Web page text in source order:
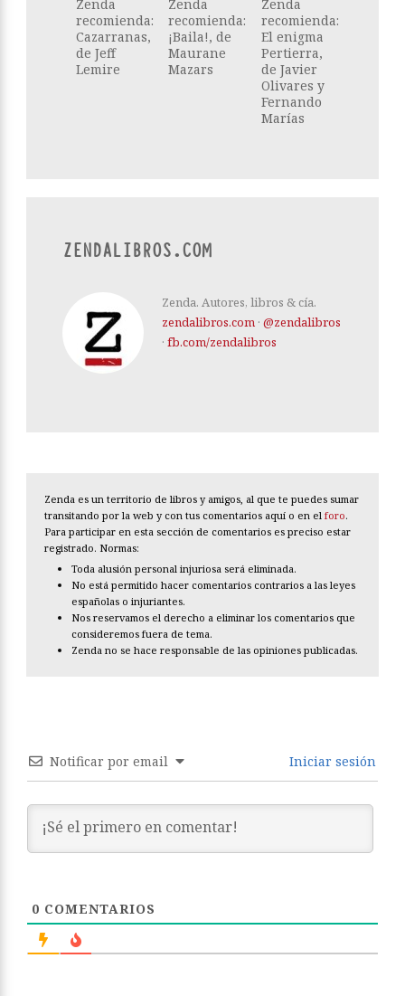
Zenda
recomienda:
Cazarranas,
de Jeff
Lemire
Zenda
recomienda:
¡Baila!, de
Maurane
Mazars
Zenda
recomienda:
El enigma
Pertierra,
de Javier
Olivares y
Fernando
Marías
ZENDALIBROS.COM
Zenda. Autores, libros & cía.
zendalibros.com · @zendalibros
· fb.com/zendalibros
Zenda es un territorio de libros y amigos, al que te puedes sumar
transitando por la web y con tus comentarios aquí o en el foro.
Para participar en esta sección de comentarios es preciso estar
registrado. Normas:
Toda alusión personal injuriosa será eliminada.
No está permitido hacer comentarios contrarios a las leyes
españolas o injuriantes.
Nos reservamos el derecho a eliminar los comentarios que
consideremos fuera de tema.
Zenda no se hace responsable de las opiniones publicadas.
Notificar por email Iniciar sesión
0 COMENTARIOS